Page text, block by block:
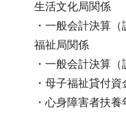
生活文化局関係
・一般会計決算（
福祉局関係
・一般会計決算（
・母子福祉貸付資
・心身障害者扶養